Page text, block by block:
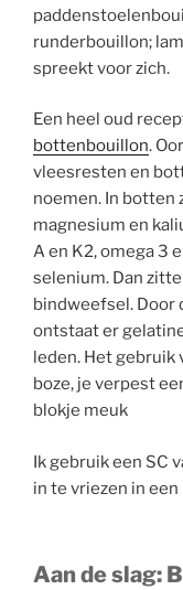
runderbouillon;
spreekt voor zich.
Een heel oud
bottenbouillon.
vleesresten en
noemen. In botten
magnesium en
A en K2, omega 3
selenium. Dan
bindweefsel. Door
ontstaat er
leden. Het gebruik
boze, je verpest
blokje meuk
Ik gebruik een SC
in te vriezen in
Aan de slag: